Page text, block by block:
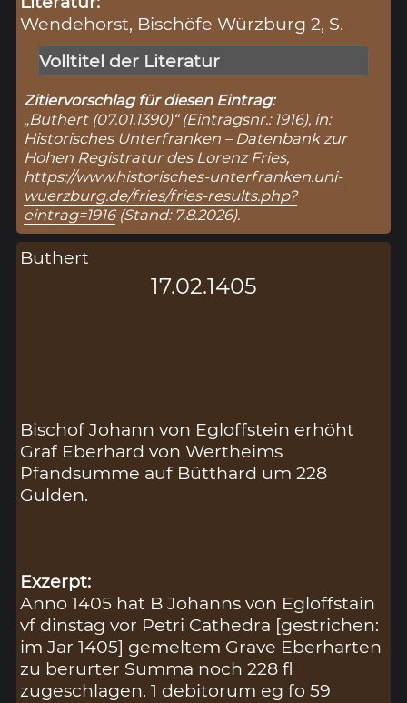
Wendehorst, Bischöfe Würzburg 2, S.
Volltitel der Literatur
Zitiervorschlag für diesen Eintrag:
„Buthert (07.01.1390)“ (Eintragsnr.: 1916), in:
Historisches Unterfranken – Datenbank zur
Hohen Registratur des Lorenz Fries,
https://www.historisches-unterfranken.uni-
wuerzburg.de/fries/fries-results.php?
eintrag=1916(Stand: 7.8.2026).
Buthert
17.02.1405
Bischof Johann von Egloffstein erhöht
Graf Eberhard von Wertheims
Pfandsumme auf Bütthard um 228
Gulden.
Exzerpt:
Anno 1405 hat B Johanns von Egloffstain
vf dinstag vor Petri Cathedra [gestrichen:
im Jar 1405] gemeltem Grave Eberharten
zu berurter Summa noch 228 fl
zugeschlagen. 1 debitorum eg fo 59